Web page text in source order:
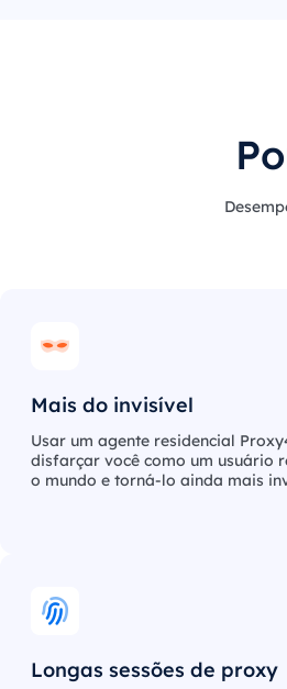
Mais do invisível
Usar um agente residencial
disfarçar você como um usuário
o mundo e torná-lo ainda mais
Longas sessões de proxy